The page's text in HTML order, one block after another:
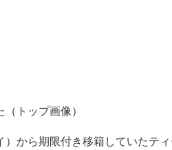
トップ画像）
から期限付き移籍していたテ